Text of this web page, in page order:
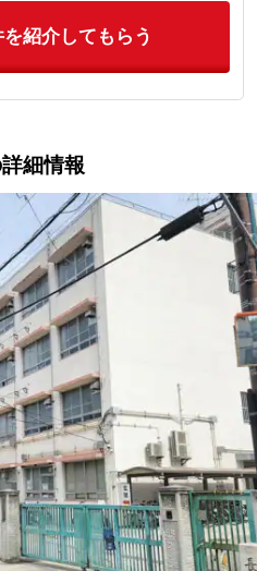
紹介してもらう
細情報